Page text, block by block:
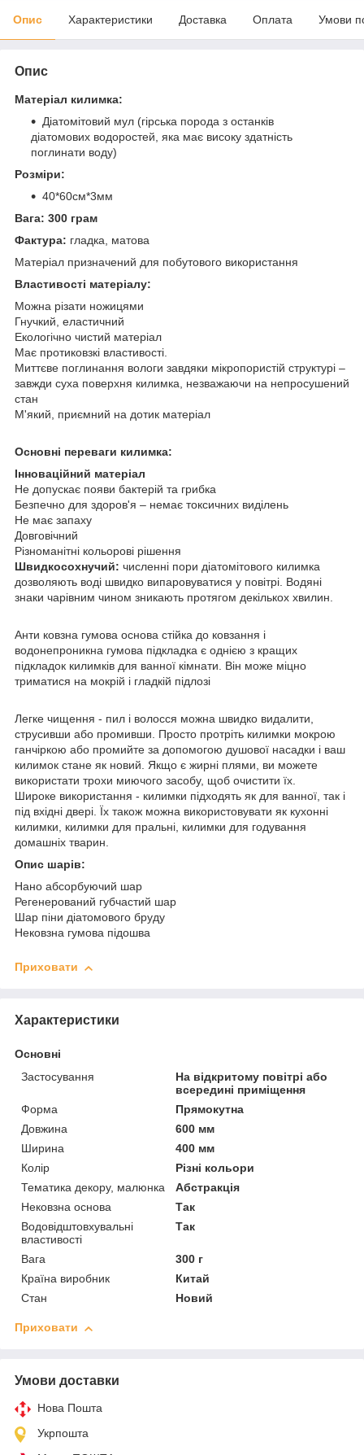
Опис Характеристики Доставка Оплата Умови
Опис
Матеріал килимка:
Діатомітовий мул (гірська порода з останків
діатомових водоростей, яка має високу здатність
поглинати воду)
Розміри:
40*60см*3мм
Вага: 300 грам
Фактура: гладка, матова
Матеріал призначений для побутового використання
Властивості матеріалу:
Можна різати ножицями
Гнучкий, еластичний
Екологічно чистий матеріал
Має протиковзкі властивості.
Миттєве поглинання вологи завдяки мікропористій структурі –
завжди суха поверхня килимка, незважаючи на непросушений
стан
М'який, приємний на дотик матеріал
Основні переваги килимка:
Інноваційний матеріал
Не допускає появи бактерій та грибка
Безпечно для здоров'я – немає токсичних виділень
Не має запаху
Довговічний
Різноманітні кольорові рішення
Швидкосохнучий: численні пори діатомітового килимка
дозволяють воді швидко випаровуватися у повітрі. Водяні
знаки чарівним чином зникають протягом декількох хвилин.
Анти ковзна гумова основа стійка до ковзання і
водонепроникна гумова підкладка є однією з кращих
підкладок килимків для ванної кімнати. Він може міцно
триматися на мокрій і гладкій підлозі
Легке чищення - пил і волосся можна швидко видалити,
струсивши або промивши. Просто протріть килимки мокрою
ганчіркою або промийте за допомогою душової насадки і ваш
килимок стане як новий. Якщо є жирні плями, ви можете
використати трохи миючого засобу, щоб очистити їх.
Широке використання - килимки підходять як для ванної, так і
під вхідні двері. Їх також можна використовувати як кухонні
килимки, килимки для пральні, килимки для годування
домашніх тварин.
Опис шарів:
Нано абсорбуючий шар
Регенерований губчастий шар
Шар піни діатомового бруду
Нековзна гумова підошва
Приховати
Характеристики
Основні
Застосування
На відкритому повітрі або
всередині приміщення
Форма
Прямокутна
Довжина
600 мм
Ширина
400 мм
Колір
Різні кольори
Тематика декору, малюнка
Абстракція
Нековзна основа
Так
Водовідштовхувальні
властивості
Так
Вага
300 г
Країна виробник
Китай
Стан
Новий
Приховати
Умови доставки
Нова Пошта
Укрпошта